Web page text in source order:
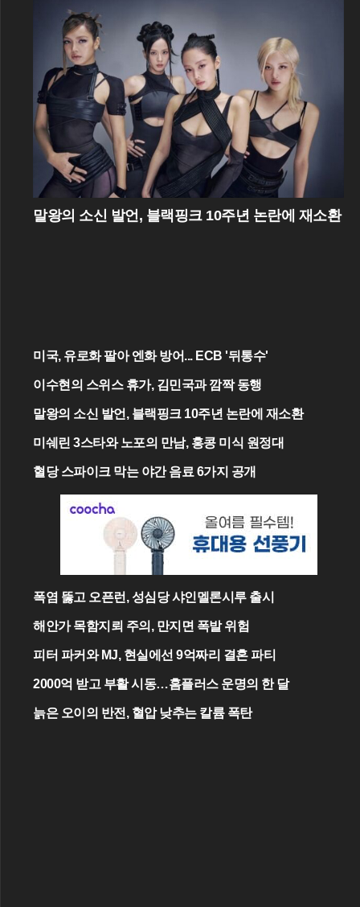
말왕의 소신 발언, 블랙핑크 10주년 논란에 재소환
미국, 유로화 팔아 엔화 방어... ECB '뒤통수'
이수현의 스위스 휴가, 김민국과 깜짝 동행
말왕의 소신 발언, 블랙핑크 10주년 논란에 재소환
미쉐린 3스타와 노포의 만남, 홍콩 미식 원정대
혈당 스파이크 막는 야간 음료 6가지 공개
폭염 뚫고 오픈런, 성심당 샤인멜론시루 출시
해안가 목함지뢰 주의, 만지면 폭발 위험
피터 파커와 MJ, 현실에선 9억짜리 결혼 파티
2000억 받고 부활 시동…홈플러스 운명의 한 달
늙은 오이의 반전, 혈압 낮추는 칼륨 폭탄